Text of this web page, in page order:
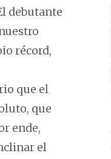
debutante
récord,
que el
que
ende,
el